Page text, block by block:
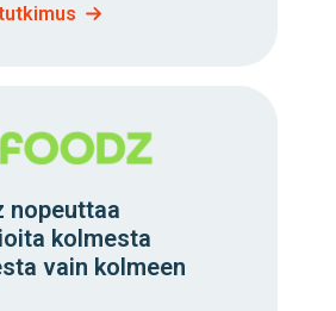
nopeuttaa
kolmesta
vain kolmeen